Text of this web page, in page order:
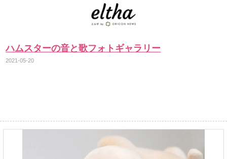
ハムスターの音と歌フォトギャラリー
2021-05-20